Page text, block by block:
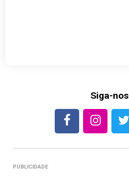
Siga-nos
PUBLICIDADE